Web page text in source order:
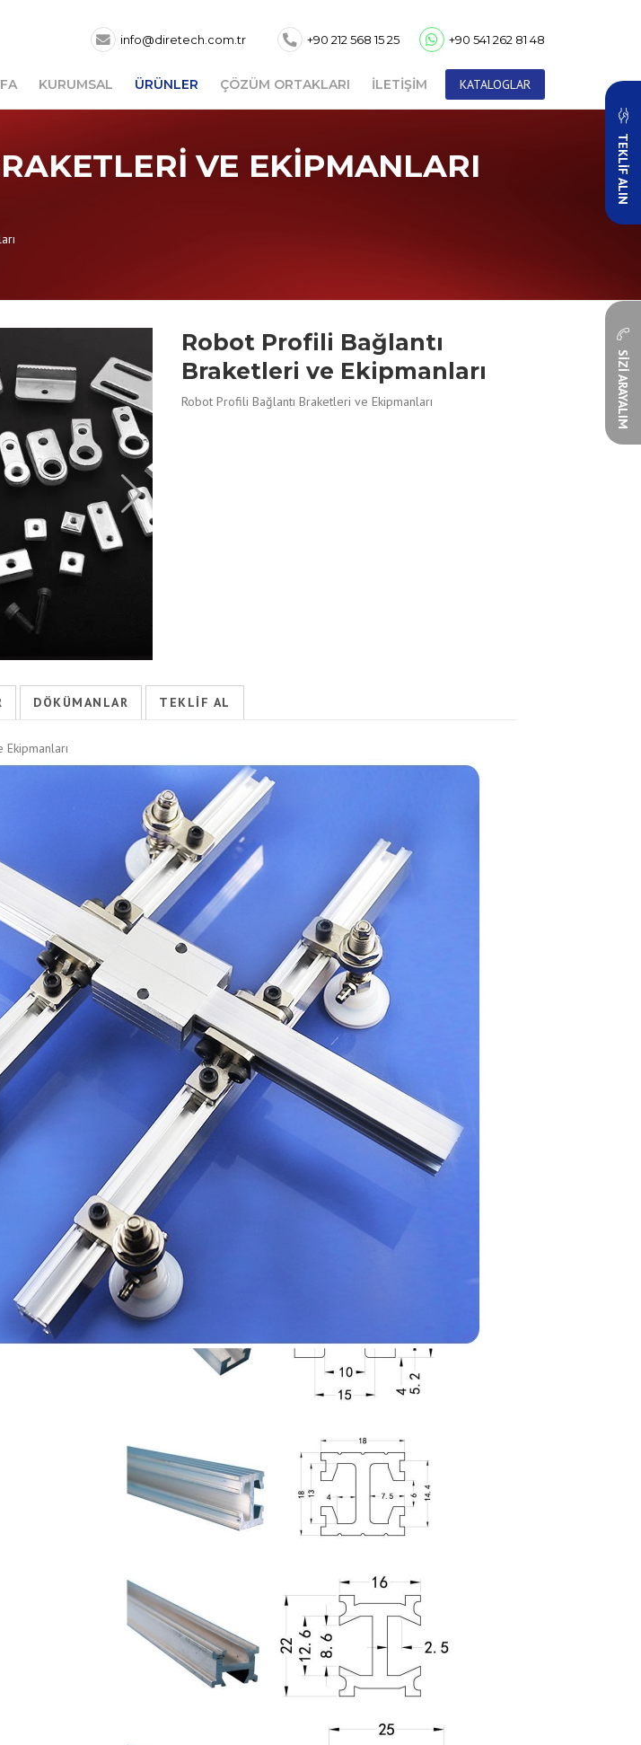
info@diretech.com.tr +90 212 568 15 25 +90 541 262 81 48
KURUMSAL ÜRÜNLER ÇÖZÜM ORTAKLARI İLETIŞIM KATALOGLAR
VE EKIPMANLARI
Robot Profili Bağlantı
Braketleri ve Ekipmanları
Robot Profili Bağlantı Braketleri ve Ekipmanları
DÖKÜMANLAR TEKLIF AL
TEKLİF ALIN
SİZİ ARAYALIM